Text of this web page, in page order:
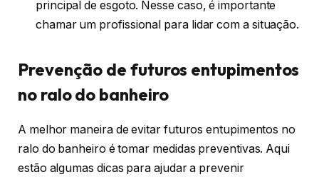
principal de esgoto. Nesse caso, é importante
chamar um profissional para lidar com a situação.
Prevenção de futuros entupimentos
no ralo do banheiro
A melhor maneira de evitar futuros entupimentos no
ralo do banheiro é tomar medidas preventivas. Aqui
estão algumas dicas para ajudar a prevenir